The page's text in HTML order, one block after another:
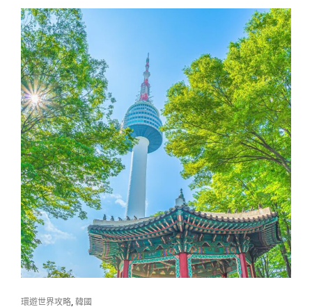
趨
勢
這
樣
玩！
比
自
由
行
輕
鬆、
比
跟
團
更
自
CAT
環遊世界攻略,韓國